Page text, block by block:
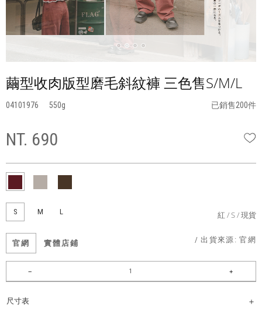
繭型收肉版型磨毛斜紋褲 三色售S/M/L
04101976 550 已銷售200件
NT. 690
S M L 紅 S 現貨
官網 實體店鋪 / 出貨來源:官網
尺寸表